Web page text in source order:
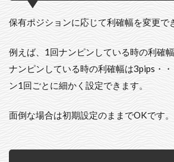
保有ポジションに応じて利確幅を変更で
例えば、1回ナンピンしている時の利確
ナンピンしている時の利確幅は3pips・
ン1回ごとに細かく設定できます。
面倒な場合は初期設定のままでOKです。